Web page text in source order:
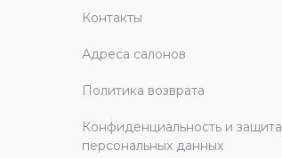
Контакты
Адреса салонов
Политика возврата
Конфиденциальность и защита
персональных данных